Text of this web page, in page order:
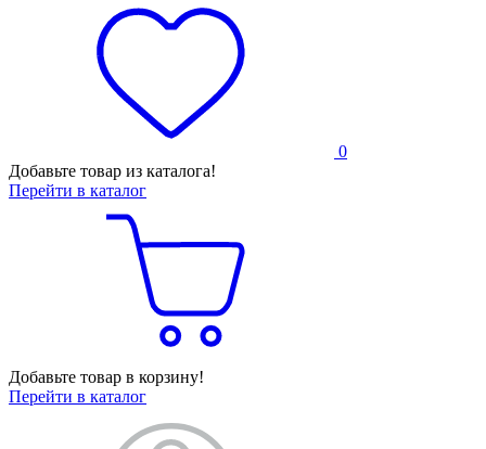
0
Добавьте товар из каталога!
Перейти в каталог
Добавьте товар в корзину!
Перейти в каталог